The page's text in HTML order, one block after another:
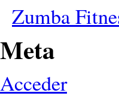
Zumba
Meta
Acceder